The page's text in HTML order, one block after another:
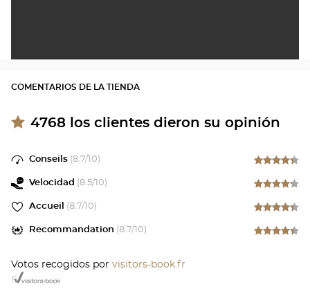
COMENTARIOS DE LA TIENDA
4768 los clientes dieron su opinión
Conseils (8.7/10)
Velocidad (8.5/10)
Accueil (8.7/10)
Recommandation (8.7/10)
Votos recogidos por visitors-book.fr